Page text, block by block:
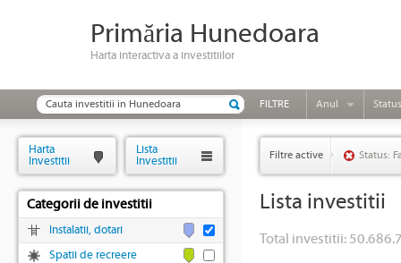
Primăria Hunedoara
Harta interactiva a investitiilor
FILTRE Anul Status
Filtre active Status:
Lista investitii
Total investitii:
Harta
Investitii
Lista
Investitii
Categorii de investitii
Instalatii, dotari
Spatii de recreere